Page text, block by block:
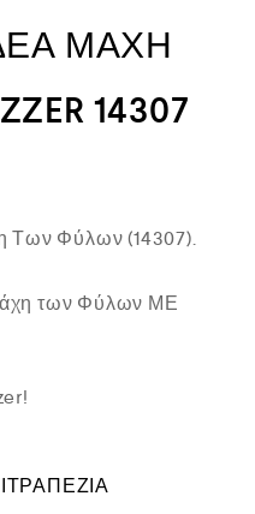
ΜΑΧΗ
14307
Των Φύλων (14307).
των Φύλων ΜΕ